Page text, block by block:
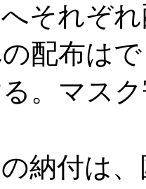
それぞ
配布は
。マス
納付は